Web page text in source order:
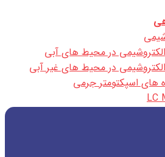
در محیط های آبی
در محیط های غیر آبی
های اسپکتومتر جرمی
LC